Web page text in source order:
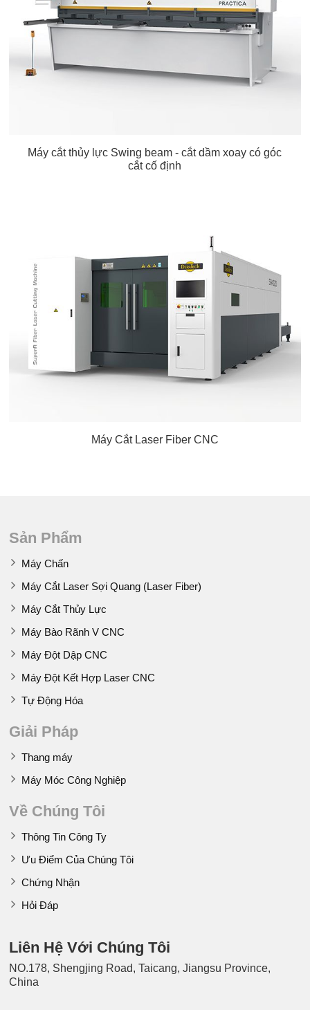
Máy cắt thủy lực Swing beam - cắt dầm xoay có góc
cắt cố định
Máy Cắt Laser Fiber CNC
Sản Phẩm
Máy Chấn
Máy Cắt Laser Sợi Quang (Laser Fiber)
Máy Cắt Thủy Lực
Máy Bào Rãnh V CNC
Máy Đột Dập CNC
Máy Đột Kết Hợp Laser CNC
Tự Động Hóa
Giải Pháp
Thang máy
Máy Móc Công Nghiệp
Về Chúng Tôi
Thông Tin Công Ty
Ưu Điểm Của Chúng Tôi
Chứng Nhận
Hỏi Đáp
Liên Hệ Với Chúng Tôi
NO.178, Shengjing Road, Taicang, Jiangsu Province,
China